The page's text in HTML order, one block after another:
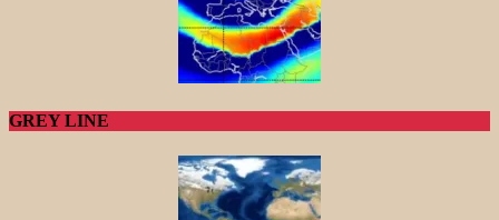
GREY LINE